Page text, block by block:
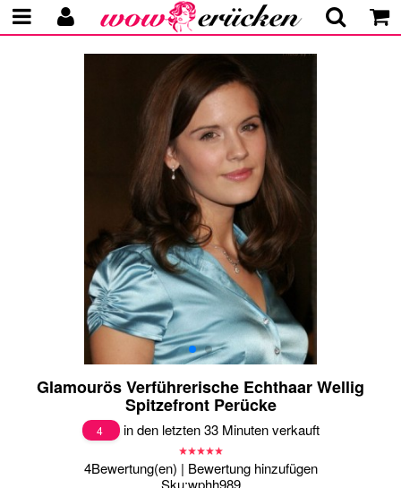
Glamourös Verführerische Echthaar Wellig
Spitzefront Perücke
4 in den letzten 33 Minuten verkauft
4Bewertung(en) | Bewertung hinzufügen
Sku:wphh989